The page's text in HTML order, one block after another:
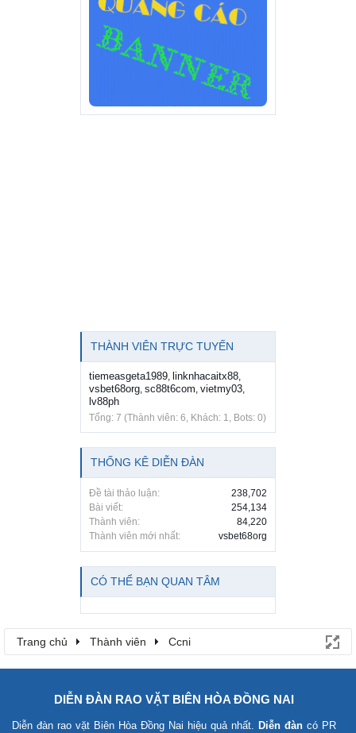
THÀNH VIÊN TRỰC TUYẾN
tiemeasgeta1989, linknhacaitx88,
vsbet68org, sc88t6com, vietmy03,
lv88ph
Tổng: 7 (Thành viên: 6, Khách: 1, Bots: 0)
THỐNG KÊ DIỄN ĐÀN
Đề tài thảo luận:
238,702
Bài viết:
254,134
Thành viên:
84,220
Thành viên mới nhất:
vsbet68org
CÓ THỂ BẠN QUAN TÂM
Trang chủ Thành viên Ccni
DIỄN ĐÀN RAO VẶT BIÊN HÒA ĐỒNG NAI
Diễn đàn rao vặt Biên Hòa Đồng Nai hiệu quả nhất. Diễn đàn có PR